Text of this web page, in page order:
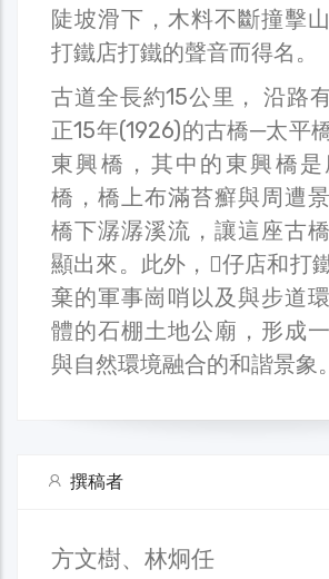
陡坡滑下，木料不斷撞擊
打鐵店打鐵的聲音而得名。
古道全長約15公里， 沿路
正15年(1926)的古橋─太平
東興橋，其中的東興橋
橋，橋上布滿苔癬與周遭
橋下潺潺溪流，讓這座古
顯出來。此外，𥴊仔店和打
棄的軍事崗哨以及與步道
體的石棚土地公廟，形成
與自然環境融合的和諧景象。
撰稿者
方文樹、林炯任